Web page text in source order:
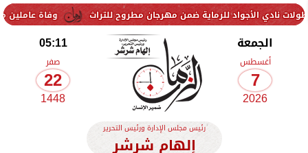
وفاة عاملين متأثرين للرماية ضمن مهرجان مطروح للتراث
الجمعة
أغسطس
7
2026
05:11
صفر
22
1448
رئيس مجلس الإدارة ورئيس التحرير
إلهام شرشر